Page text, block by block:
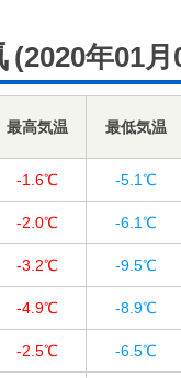
(2020年01月
最高気温 最低気温
-1.6℃ -5.1℃
-2.0℃ -6.1℃
-3.2℃ -9.5℃
-4.9℃ -8.9℃
-2.5℃ -6.5℃